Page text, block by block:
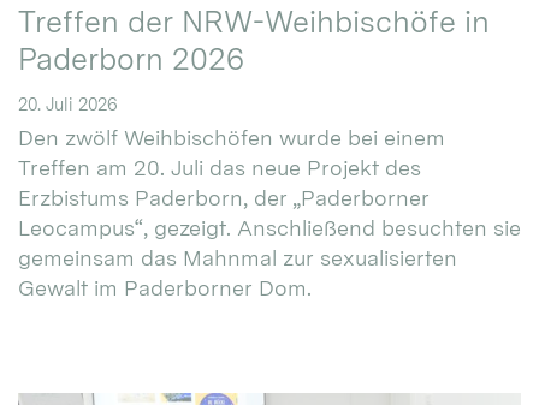
Treffen der NRW-Weihbischöfe in
Paderborn 2026
20. Juli 2026
Den zwölf Weihbischöfen wurde bei einem
Treffen am 20. Juli das neue Projekt des
Erzbistums Paderborn, der „Paderborner
Leocampus“, gezeigt. Anschließend besuchten sie
gemeinsam das Mahnmal zur sexualisierten
Gewalt im Paderborner Dom.